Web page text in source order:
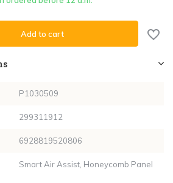
Add to cart
P1030509
299311912
6928819520806
Smart Air Assist, Honeycomb Panel